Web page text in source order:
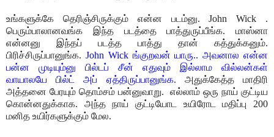
உங்களுக்கே தெரிஞ்சிருக்கும் என்ன படம்னு. John Wick .
பெரும்பாலானவங்க இந்த படத்தை பாத்துருப்பீங்க. மாஸ்னா
என்னனு இந்தப் படத்த பாத்து தான் கத்துக்கனும்.
பிரிச்சிருப்பானுங்க. John Wick ங்குறவன் யாரு.. அவனால என்ன
பன்ன முடியும்னு பில்டப் சீன் எதுவும் இல்லாம வில்லன்கள்
வாயாலயே பில்ட் அப் ஏத்திருப்பானுங்க. அதுக்கேத்த மாதிரி
அத்தனை பேரயும் தொம்சம் பன்னுவாறு. எல்லாம் ஒரு நாய் குட்டிய
கொன்னதுக்காக. அந்த நாய் குட்டியோட உயிரோட மதிப்பு 200
மனித உயிர்களுக்கும் மேல.